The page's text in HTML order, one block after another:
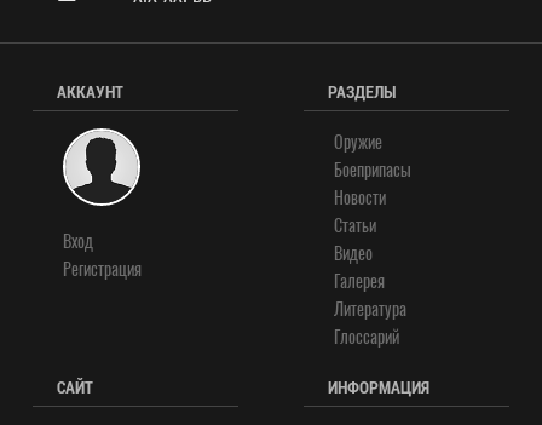
АККАУНТ
Вход
Регистрация
РАЗДЕЛЫ
Оружие
Боеприпасы
Новости
Статьи
Видео
Галерея
Литература
Глоссарий
САЙТ ИНФОРМАЦИЯ